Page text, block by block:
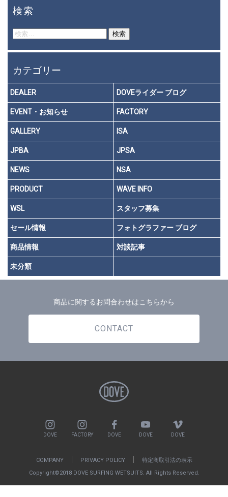
検索
検
索:
カテゴリー
DEALER DOVEライダー ブログ
EVENT・お知らせ FACTORY
GALLERY ISA
JPBA JPSA
NEWS NSA
PRODUCT WAVE INFO
WSL スタッフ募集
セール情報 フォトグラファー ブログ
商品情報 対談記事
未分類
商品に関するお問合わせはこちらから
CONTACT
DOVE FACTORY DOVE DOVE DOVE
COMPANY PRIVACY POLICY
特定商取引法の表示
Copyright©2018 DOVE SURFING WETSUITS. All Rights Reserved.